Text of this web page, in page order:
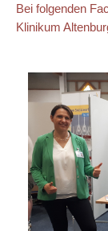
Bei folgenden
Klinikum